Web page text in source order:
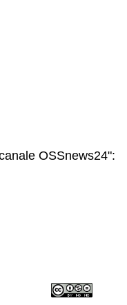
OSSnews24":